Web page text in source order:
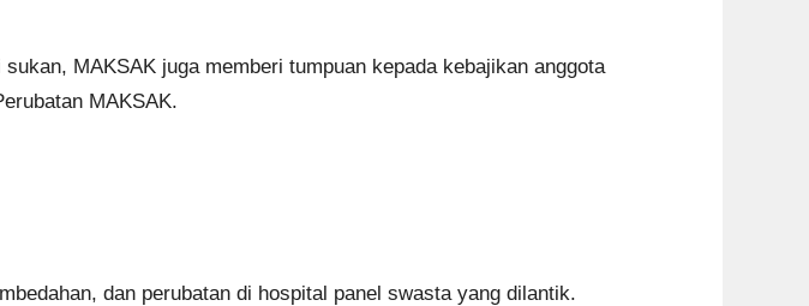
MAKSAK juga memberi tumpuan kepada kebajikan anggota
MAKSAK.
dan perubatan di hospital panel swasta yang dilantik.